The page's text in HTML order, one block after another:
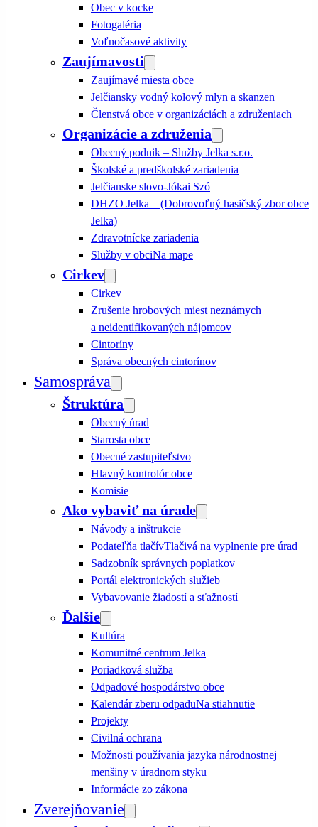
Obec v kocke
Fotogaléria
Voľnočasové aktivity
Zaujímavosti
Zaujímavé miesta obce
Jelčiansky vodný kolový mlyn a skanzen
Členstvá obce v organizáciách a združeniach
Organizácie a združenia
Obecný podnik – Služby Jelka s.r.o.
Školské a predškolské zariadenia
Jelčianske slovo-Jókai Szó
DHZO Jelka – (Dobrovoľný hasičský zbor obce
Jelka)
Zdravotnícke zariadenia
Služby v obciNa mape
Cirkev
Cirkev
Zrušenie hrobových miest neznámych
a neidentifikovaných nájomcov
Cintoríny
Správa obecných cintorínov
Samospráva
Štruktúra
Obecný úrad
Starosta obce
Obecné zastupiteľstvo
Hlavný kontrolór obce
Komisie
Ako vybaviť na úrade
Návody a inštrukcie
Podateľňa tlačívTlačivá na vyplnenie pre úrad
Sadzobník správnych poplatkov
Portál elektronických služieb
Vybavovanie žiadostí a sťažností
Ďalšie
Kultúra
Komunitné centrum Jelka
Poriadková služba
Odpadové hospodárstvo obce
Kalendár zberu odpaduNa stiahnutie
Projekty
Civilná ochrana
Možnosti používania jazyka národnostnej
menšiny v úradnom styku
Informácie zo zákona
Zverejňovanie